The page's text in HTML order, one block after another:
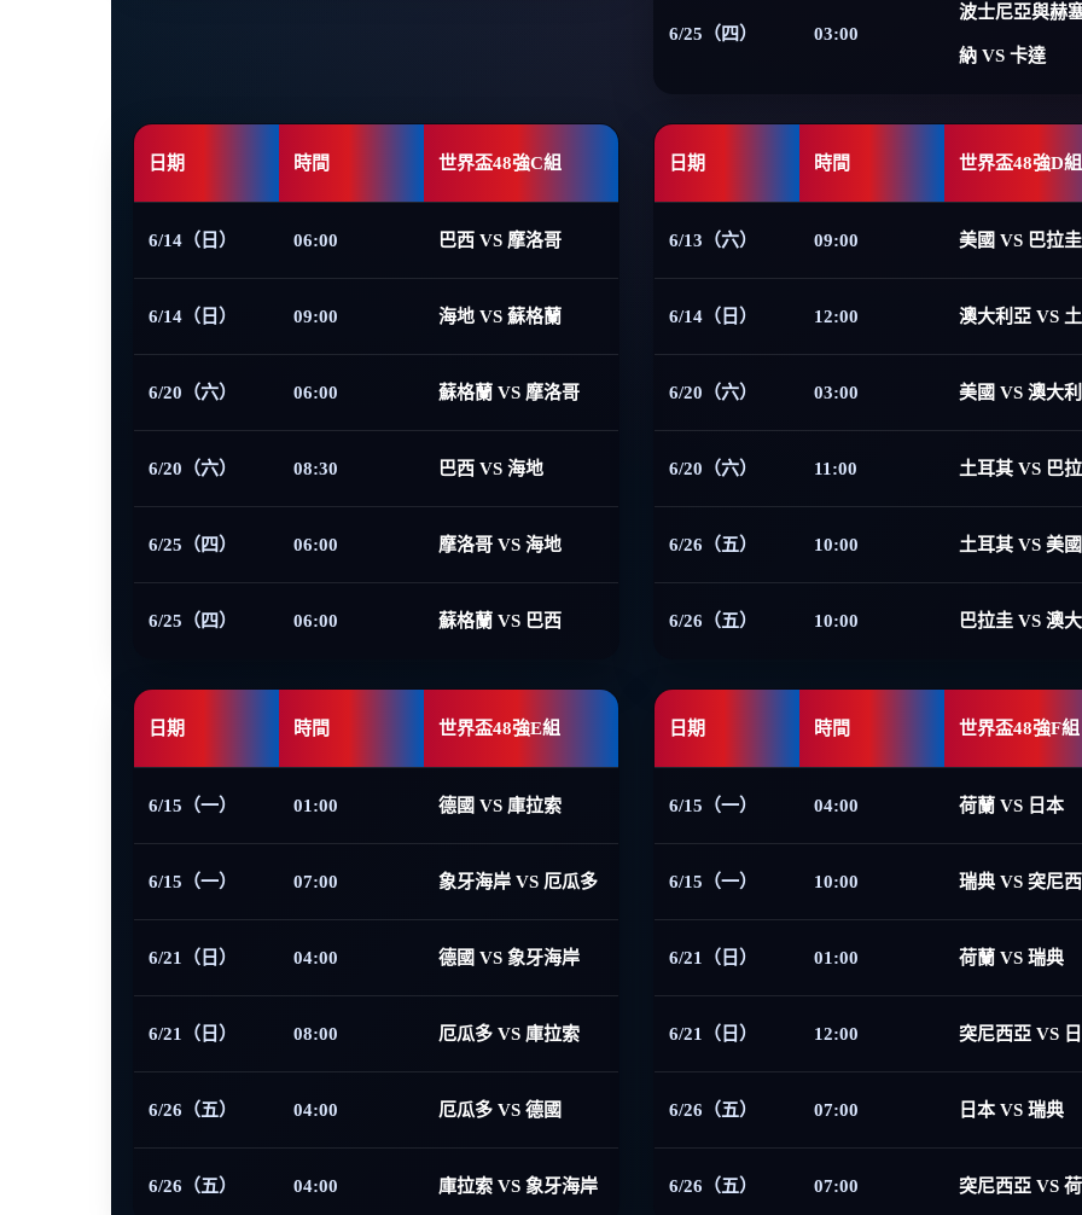
6/25（四） 03:00
波士尼亞與赫
納 VS 卡達
日期 時間 世界盃48強C組
6/14（日） 06:00 巴西 VS 摩洛哥
6/14（日） 09:00 海地 VS 蘇格蘭
6/20（六） 06:00 蘇格蘭 VS 摩洛哥
6/20（六） 08:30 巴西 VS 海地
6/25（四） 06:00 摩洛哥 VS 海地
6/25（四） 06:00 蘇格蘭 VS 巴西
日期 時間 世界盃48強D組
6/13（六） 09:00 美國 VS 巴拉圭
6/14（日） 12:00 澳大利亞 VS
6/20（六） 03:00 美國 VS 澳大
6/20（六） 11:00 土耳其 VS 巴
6/26（五） 10:00 土耳其 VS 美國
6/26（五） 10:00 巴拉圭 VS 澳
日期 時間 世界盃48強E組
6/15（一） 01:00 德國 VS 庫拉索
6/15（一） 07:00 象牙海岸 VS 厄瓜多
6/21（日） 04:00 德國 VS 象牙海岸
6/21（日） 08:00 厄瓜多 VS 庫拉索
6/26（五） 04:00 厄瓜多 VS 德國
6/26（五） 04:00 庫拉索 VS 象牙海岸
日期 時間 世界盃48強F組
6/15（一） 04:00 荷蘭 VS 日本
6/15（一） 10:00 瑞典 VS 突尼
6/21（日） 01:00 荷蘭 VS 瑞典
6/21（日） 12:00 突尼西亞 VS
6/26（五） 07:00 日本 VS 瑞典
6/26（五） 07:00 突尼西亞 VS